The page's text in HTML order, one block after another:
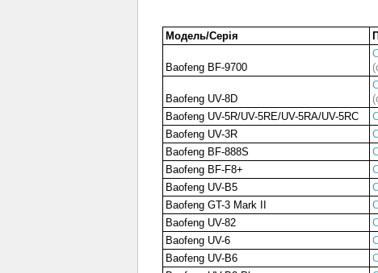
Модель/Серія
Baofeng BF-9700
Baofeng UV-8D
Baofeng UV-5R/UV-5RE/UV-5RA/UV-5RC
Baofeng UV-3R
Baofeng BF-888S
Baofeng BF-F8+
Baofeng UV-B5
Baofeng GT-3 Mark II
Baofeng UV-82
Baofeng UV-6
Baofeng UV-B6